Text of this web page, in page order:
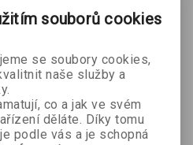
souborů cookies
se soubory cookies,
naše služby a
co a jak ve svém
děláte. Díky tomu
podle vás a je schopná